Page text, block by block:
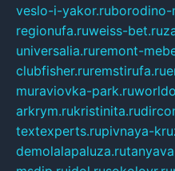
veslo-i-yakor.ruborodino-
regionufa.ruweiss-bet.ru
universalia.ruremont-
clubfisher.ruremstirufa.ru
muraviovka-park.ru
arkrym.rukristinita.ru
textexperts.rupivnaya-
demolalapaluza.ru